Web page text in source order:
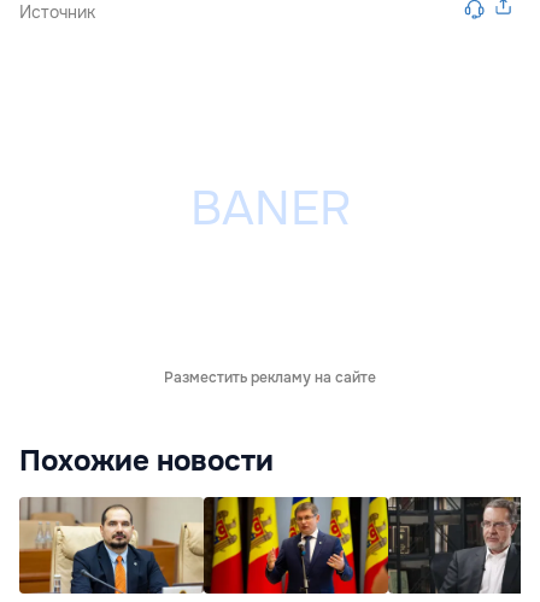
Источник
Разместить рекламу на сайте
Похожие новости